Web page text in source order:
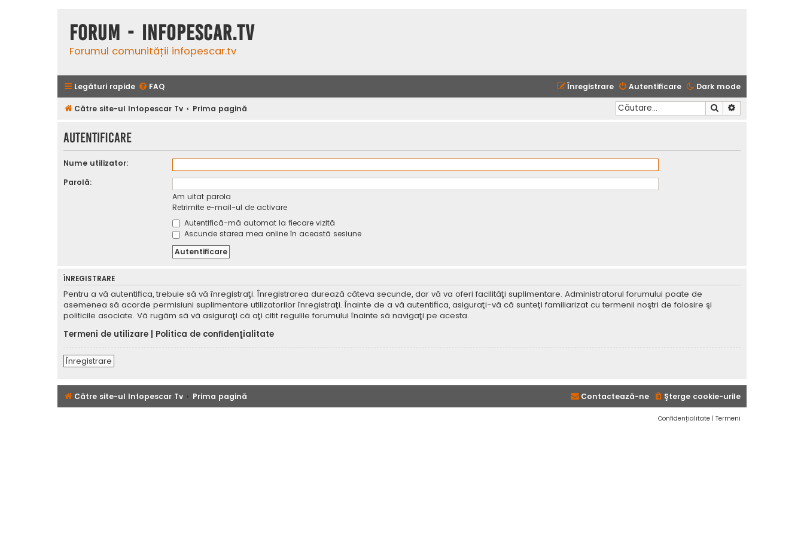
Forum - InfoPescar.Tv
Forumul comunității infopescar.tv
Legături rapide Dark mode
FAQ Autentificare
Înregistrare
Către site-ul Infopescar Tv Prima pagină Căutare
Autentificare
Nume utilizator:
Parolă:
Am uitat parola
Retrimite e-mail-ul de activare
Autentifică-mă automat la fiecare vizită
Ascunde starea mea online în această sesiune
ÎNREGISTRARE
Pentru a vă autentifica, trebuie să vă înregistraţi. Înregistrarea durează câteva secunde, dar vă va oferi facilităţi suplimentare. Administratorul forumului poate de
asemenea să acorde permisiuni suplimentare utilizatorilor înregistraţi. Înainte de a vă autentifica, asiguraţi-vă că sunteţi familiarizat cu termenii noştri de folosire şi
politicile asociate. Vă rugăm să vă asiguraţi că aţi citit regulile forumului înainte să navigaţi pe acesta.
Termeni de utilizare
Politica de confidenţialitate
Înregistrare
Către site-ul Infopescar Tv Prima pagină Şterge cookie-urile
Contactează-ne
Confidențialitate | Termeni